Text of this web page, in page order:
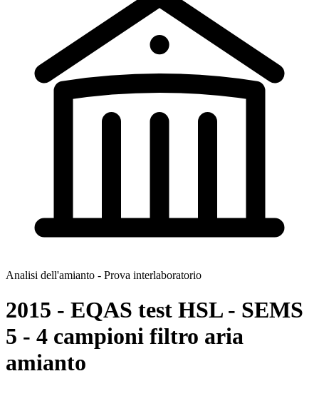
Analisi dell'amianto - Prova interlaboratorio
2015 - EQAS test HSL - SEMS
5 - 4 campioni filtro aria
amianto